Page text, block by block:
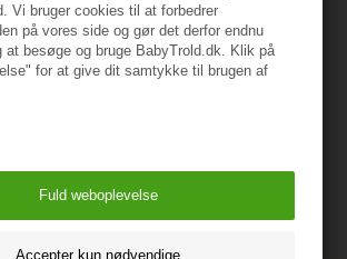
Vi bruger cookies til at forbedrer
på vores side og gør det derfor endnu
at besøge og bruge BabyTrold.dk. Klik på
for at give dit samtykke til brugen af
3+